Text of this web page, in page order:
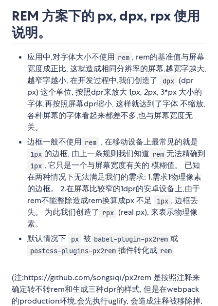
REM 方案下的 px, dpx, rpx 使用
说明。
应用中,对字体大小不使用 rem , rem的基准值与屏幕
宽度成正比, 这就造成相同分辨率的屏幕,越宽字越大,
越窄字越小, 在开发过程中,我们创造了
dpx (dpr
px) 这个单位, 按照dpr来放大 1px, 2px, 3*px 大小的
字体,再按照屏幕dpr缩小, 这样就达到了字体 不缩放,
各种屏幕的字体看起来都差不多,也与屏幕宽度无
关。
边框一般不使用 rem , 在移动设备上最常见的就是
1px 的边框, 由上一条规则我们知道 rem 无法精确到
1px , 它只是一个与屏幕宽度有关的 模糊值。 已知
在两种情况下无法满足我们的需求: 1.需求1物理像素
的边框。 2.在屏幕比较窄的1dpr的安卓设备上,由于
rem不能整除造成rem换算成px 不足
1px , 边框丢
失。 为此我们创造了 rpx (real px), 来表示物理像
素。
默认情况下
px 被 babel-plugin-px2rem 或
postcss-plugins-px2rem 插件转化成 rem
(注:https://github.com/songsiqi/px2rem 是按照注释来
确定转不转rem和生成三种dpr的样式, 但是在webpack
的production环境,会先执行uglify, 会造成注释被移除掉,